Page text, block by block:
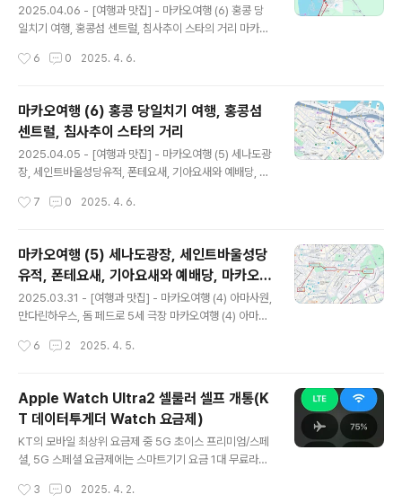
처음 알게 된 것은 마카오여행 후기에 빠지지 않고 나오는
사진 중 하나인 호텔 앞 실제 에펠타워 1/2 크기의 모형 타
루미네이션쇼는 코타이 스트립을 대표하는 이미지로도 손
2025.04.06 - [여행과 맛집] - 마카오여행 (6) 홍콩 당
일치기 여행, 홍콩섬 센트럴, 침사추이 스타의 거리 마카오
타의 거리2025.04.05 - [여행과 맛집] - 마카오여행 (5)
예배당, 마카오타워, 포르투갈 레스토랑 알마 마카오여행
(5) 세나도광장, 세인트바울성당유적cusee.net 해외여
행 마지막날쯤 되면, 여행지가 많이 익숙해지는 법이다. 그
런데 떠나야 한다.3월 15일 토요일, 오늘은 오후가 되면 비
예보가 있다. 오후 2시부터라는데, 이때는 공항에서 출국
로안을 둘러보고, 오는 길에 판다 구경을 할 계획이다.여
6 0 2025. 4. 6.
마카오여행 (6) 홍콩 당일치기 여행, 홍콩섬
센트럴, 침사추이 스타의 거리
2025.04.05 - [여행과 맛집] - 마카오여행 (5) 세나도광
장, 세인트바울성당유적, 폰테요새, 기아요새와 예배당, 마
광장, 세인트바울성당유적, 폰테요새, 기아요새와 예배당,
행 (4) 아마사원, 만다린하우스, 돔 페드로 5세 극장 마카
오여행 (4) 아마사원, 만다린하우스, 돔 페드로 5세 극장3
월 13일 마카오 도착 하루가 지났다.전날 오후cusee.ne
t 3월 14일 마카오여행 3일차. 첫날의 분주함에 이어, 이튿
날 마카오반도 여행을 마쳤다. 사실, 여행 전에도 3일차에
가 홍콩만큼 많지 않다는 이야기에 3박 4일 여행 ..
7 0 2025. 4. 6.
마카오여행 (5) 세나도광장, 세인트바울성당
유적, 폰테요새, 기아요새와 예배당, 마카오타
워, 포르투갈 레스토랑 알마
2025.03.31 - [여행과 맛집] - 마카오여행 (4) 아마사원,
만다린하우스, 돔 페드로 5세 극장 마카오여행 (4) 아마사
착 하루가 지났다.전날 오후 도착에 호텔체크인과 타이파
cusee.net 12시 30분. 돔 페드로 5세 극장을 둘러보고
언덕을 내려가니 바로 세나도광장이었다. 아마사원과 만다
린하우스, 돔 페드로 5세 극장을 천천히 둘러보고 걸어도
2시간이면 충분했고, 많은 사람들이 마카오여행의 출발점
느껴졌다. 세나도광장 세나도광장을 길건너 신호등에서 마
6 2 2025. 4. 5.
Apple Watch Ultra2 셀룰러 셀프 개통(K
T 데이터투게더 Watch 요금제)
KT의 모바일 최상위 요금제 중 5G 초이스 프리미엄/스페
셜, 5G 스페셜 요금제에는 스마트기기 요금 1대 무료라는
링)은 기본으로 제공되어, 스마트폰 외에 데이터공유는 테
3 0 2025. 4. 2.